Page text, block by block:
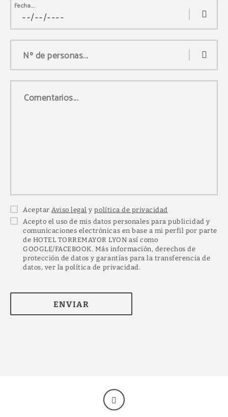
Fecha...
Nº de personas...
Comentarios...
Aceptar Aviso legal ypolítica de privacidad
Acepto el uso de mis datos personales para publicidad y
comunicaciones electrónicas en base a mi perfil por parte
de HOTEL TORREMAYOR LYON así como
GOOGLE/FACEBOOK. Más información, derechos de
protección de datos y garantías para la transferencia de
datos, ver la política de privacidad.
ENVIAR